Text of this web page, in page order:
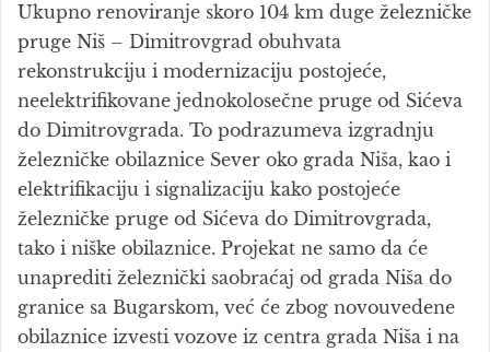
Ukupno renoviranje skoro 104 km duge železničke
pruge Niš – Dimitrovgrad obuhvata
rekonstrukciju i modernizaciju postojeće,
neelektrifikovane jednokolosečne pruge od Sićeva
do Dimitrovgrada. To podrazumeva izgradnju
železničke obilaznice Sever oko grada Niša, kao i
elektrifikaciju i signalizaciju kako postojeće
železničke pruge od Sićeva do Dimitrovgrada,
tako i niške obilaznice. Projekat ne samo da će
unaprediti železnički saobraćaj od grada Niša do
granice sa Bugarskom, već će zbog novouvedene
obilaznice izvesti vozove iz centra grada Niša i na